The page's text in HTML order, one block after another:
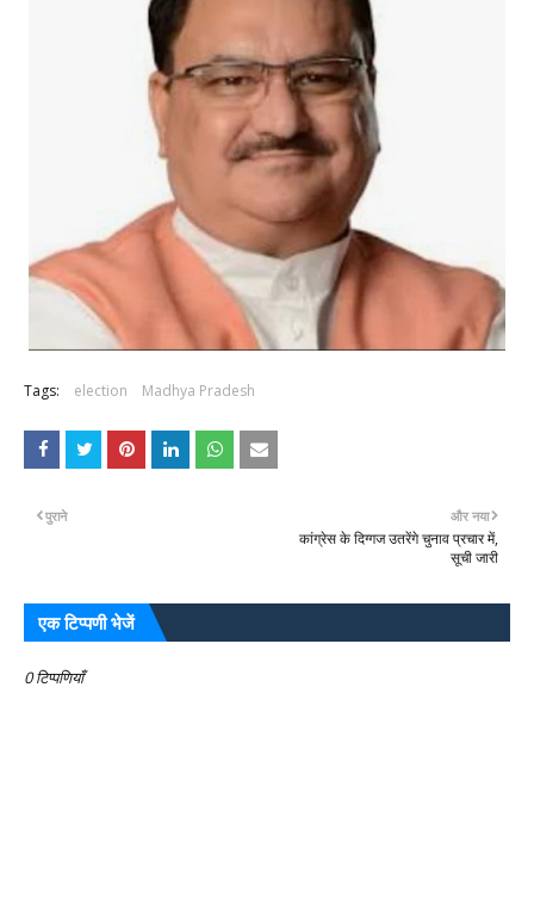
Tags: election Madhya Pradesh
और नया
कांग्रेस के दिग्गज उतरेंगे चुनाव प्रचार में,
सूची जारी
पुराने
एक टिप्पणी भेजें
0 टिप्पणियाँ